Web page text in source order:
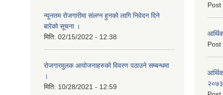
न्यूनतम रोजगारीमा संलग्न हुनको लागि निवेदन दिने
बारेको सूचना ।
मिति: 02/15/2022 - 12:38
रोजगारमुलक आयोजनाहरुको विवरण पठाउने सम्बन्धमा
।
मिति: 10/28/2021 - 12:59
Post
Post